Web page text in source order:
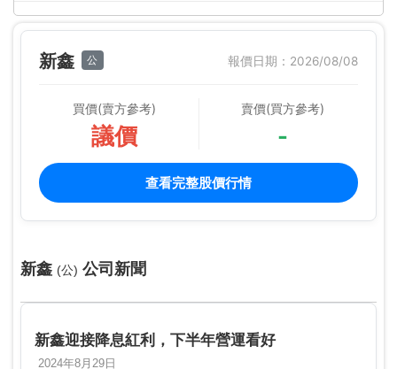
新鑫 公 報價日期：2026/08/08
買價(賣方參考)
議價
賣價(買方參考)
-
查看完整股價行情
新鑫 (公) 公司新聞
新鑫迎接降息紅利，下半年營運看好
2024年8月29日